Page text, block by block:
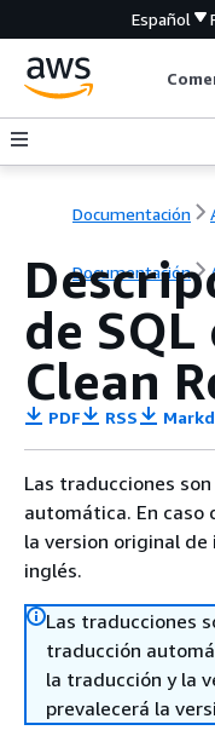
Español
Documentación
Documentación
de SQL
Clean
PDF RSS
Las traducciones
automática. En
la version original de
inglés.
Las traducciones
traducción
la traducción y la
prevalecerá la